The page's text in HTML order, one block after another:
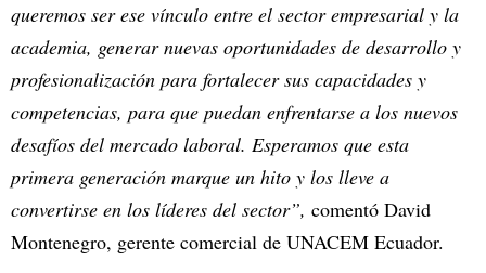
queremos ser ese vínculo entre el sector empresarial y la
academia, generar nuevas oportunidades de desarrollo y
profesionalización para fortalecer sus capacidades y
competencias, para que puedan enfrentarse a los nuevos
desafíos del mercado laboral. Esperamos que esta
primera generación marque un hito y los lleve a
convertirse en los líderes del sector”, comentó David
Montenegro, gerente comercial de UNACEM Ecuador.